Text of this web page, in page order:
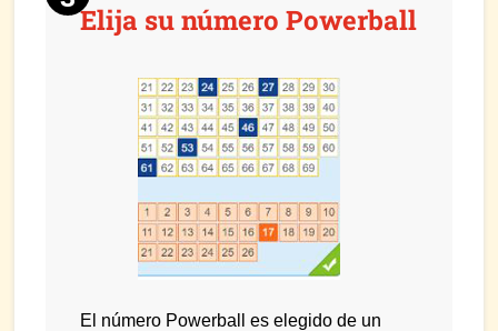
Elija su número Powerball
El número Powerball es elegido de un